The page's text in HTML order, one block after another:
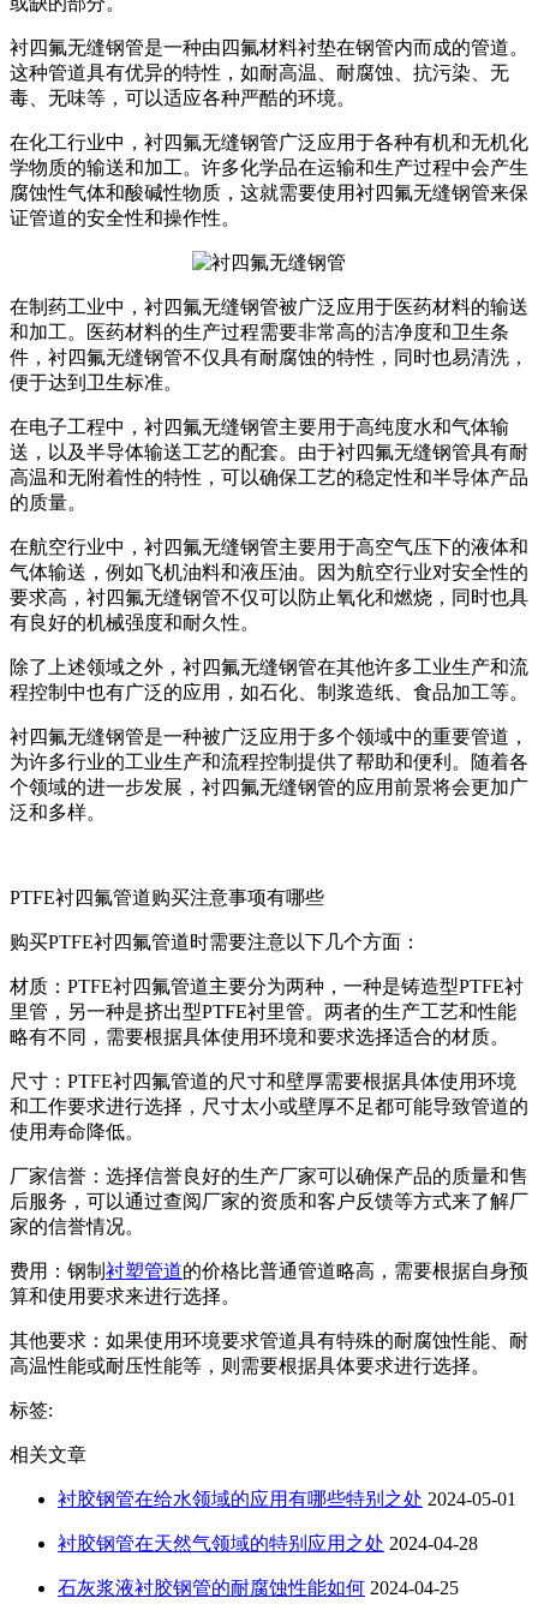
衬四氟无缝钢管是一种由四氟材料衬垫在钢管内而成的管道。
这种管道具有优异的特性，如耐高温、耐腐蚀、抗污染、无
毒、无味等，可以适应各种严酷的环境。
在化工行业中，衬四氟无缝钢管广泛应用于各种有机和无机化
学物质的输送和加工。许多化学品在运输和生产过程中会产生
腐蚀性气体和酸碱性物质，这就需要使用衬四氟无缝钢管来保
证管道的安全性和操作性。
在制药工业中，衬四氟无缝钢管被广泛应用于医药材料的输送
和加工。医药材料的生产过程需要非常高的洁净度和卫生条
件，衬四氟无缝钢管不仅具有耐腐蚀的特性，同时也易清洗，
便于达到卫生标准。
在电子工程中，衬四氟无缝钢管主要用于高纯度水和气体输
送，以及半导体输送工艺的配套。由于衬四氟无缝钢管具有耐
高温和无附着性的特性，可以确保工艺的稳定性和半导体产品
的质量。
在航空行业中，衬四氟无缝钢管主要用于高空气压下的液体和
气体输送，例如飞机油料和液压油。因为航空行业对安全性的
要求高，衬四氟无缝钢管不仅可以防止氧化和燃烧，同时也具
有良好的机械强度和耐久性。
除了上述领域之外，衬四氟无缝钢管在其他许多工业生产和流
程控制中也有广泛的应用，如石化、制浆造纸、食品加工等。
衬四氟无缝钢管是一种被广泛应用于多个领域中的重要管道，
为许多行业的工业生产和流程控制提供了帮助和便利。随着各
个领域的进一步发展，衬四氟无缝钢管的应用前景将会更加广
泛和多样。
PTFE衬四氟管道购买注意事项有哪些
购买PTFE衬四氟管道时需要注意以下几个方面：
材质：PTFE衬四氟管道主要分为两种，一种是铸造型PTFE衬
里管，另一种是挤出型PTFE衬里管。两者的生产工艺和性能
略有不同，需要根据具体使用环境和要求选择适合的材质。
尺寸：PTFE衬四氟管道的尺寸和壁厚需要根据具体使用环境
和工作要求进行选择，尺寸太小或壁厚不足都可能导致管道的
使用寿命降低。
厂家信誉：选择信誉良好的生产厂家可以确保产品的质量和售
后服务，可以通过查阅厂家的资质和客户反馈等方式来了解厂
家的信誉情况。
费用：钢制 衬塑管道的价格比普通管道略高，需要根据自身预
算和使用要求来进行选择。
其他要求：如果使用环境要求管道具有特殊的耐腐蚀性能、耐
高温性能或耐压性能等，则需要根据具体要求进行选择。
标签:
相关文章
衬胶钢管在给水领域的应用有哪些特别之处 2024-05-01
衬胶钢管在天然气领域的特别应用之处 2024-04-28
石灰浆液衬胶钢管的耐腐蚀性能如何 2024-04-25